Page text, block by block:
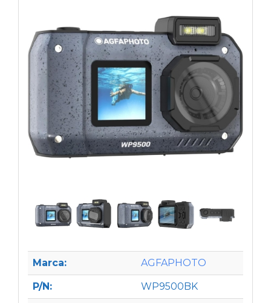
Marca: AGFAPHOTO
P/N: WP9500BK